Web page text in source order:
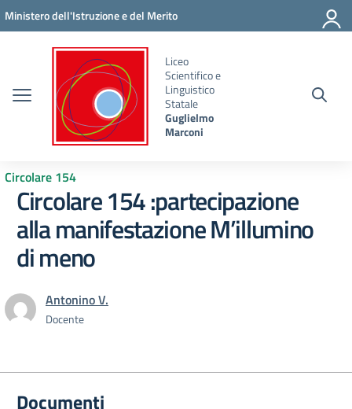
Vai ai contenuti
Vai al menu di navigazione
Vai al footer
Ministero dell'Istruzione e del Merito
Liceo
Scientifico e
Linguistico
Statale
Guglielmo
Marconi
Circolare 154
Circolare 154 :partecipazione
alla manifestazione M’illumino
di meno
Antonino V.
Docente
Documenti